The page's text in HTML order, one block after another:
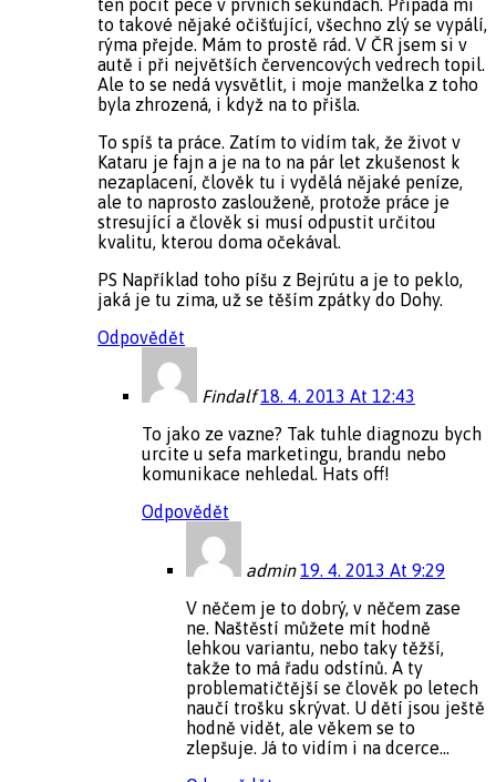
ten pocit pece v prvních sekundách. Připadá mi
to takové nějaké očišťující, všechno zlý se vypálí,
rýma přejde. Mám to prostě rád. V ČR jsem si v
autě i při největších červencových vedrech topil.
Ale to se nedá vysvětlit, i moje manželka z toho
byla zhrozená, i když na to přišla.
To spíš ta práce. Zatím to vidím tak, že život v
Kataru je fajn a je na to na pár let zkušenost k
nezaplacení, člověk tu i vydělá nějaké peníze,
ale to naprosto zaslouženě, protože práce je
stresující a člověk si musí odpustit určitou
kvalitu, kterou doma očekával.
PS Například toho píšu z Bejrútu a je to peklo,
jaká je tu zima, už se těším zpátky do Dohy.
Odpovědět
Findalf 18. 4. 2013 At 12:43
To jako ze vazne? Tak tuhle diagnozu bych
urcite u sefa marketingu, brandu nebo
komunikace nehledal. Hats off!
Odpovědět
admin 19. 4. 2013 At 9:29
V něčem je to dobrý, v něčem zase
ne. Naštěstí můžete mít hodně
lehkou variantu, nebo taky těžší,
takže to má řadu odstínů. A ty
problematičtější se člověk po letech
naučí trošku skrývat. U dětí jsou ještě
hodně vidět, ale věkem se to
zlepšuje. Já to vidím i na dcerce…